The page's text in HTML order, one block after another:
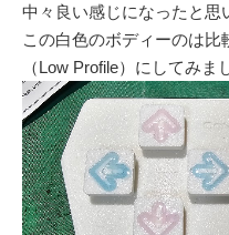
中々良い感じになったと思
この白色のボディーのは
（Low Profile）にしてみま